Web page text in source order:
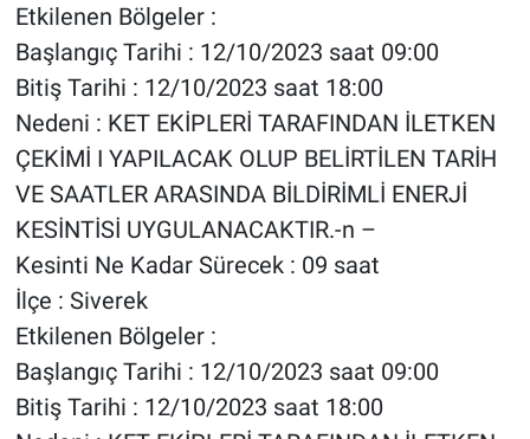
Etkilenen Bölgeler :
Başlangıç Tarihi : 12/10/2023 saat 09:00
Bitiş Tarihi : 12/10/2023 saat 18:00
Nedeni : KET EKİPLERİ TARAFINDAN İLETKEN
ÇEKİMİ I YAPILACAK OLUP BELİRTİLEN TARİH
VE SAATLER ARASINDA BİLDİRİMLİ ENERJİ
KESİNTİSİ UYGULANACAKTIR.-n –
Kesinti Ne Kadar Sürecek : 09 saat
İlçe : Siverek
Etkilenen Bölgeler :
Başlangıç Tarihi : 12/10/2023 saat 09:00
Bitiş Tarihi : 12/10/2023 saat 18:00